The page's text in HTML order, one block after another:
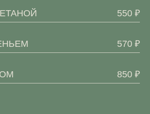
550 ₽
570 ₽
850 ₽